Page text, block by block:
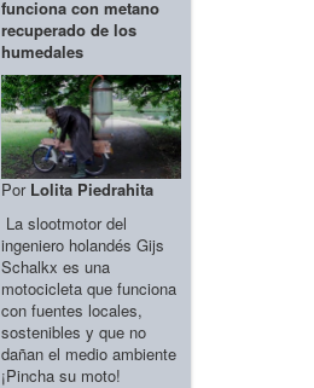
funciona con metano
recuperado de los
humedales
Por Lolita Piedrahita
La slootmotor del
ingeniero holandés Gijs
Schalkx es una
motocicleta que funciona
con fuentes locales,
sostenibles y que no
dañan el medio ambiente
¡Pincha su moto!